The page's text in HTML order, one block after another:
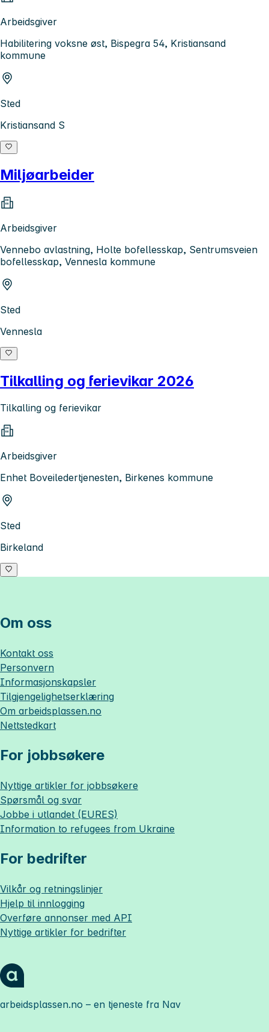
Arbeidsgiver
Habilitering voksne øst, Bispegra 54, Kristiansand
kommune
Sted
Kristiansand S
Miljøarbeider
Arbeidsgiver
Vennebo avlastning, Holte bofellesskap, Sentrumsveien
bofellesskap, Vennesla kommune
Sted
Vennesla
Tilkalling og ferievikar 2026
Tilkalling og ferievikar
Arbeidsgiver
Enhet Boveiledertjenesten, Birkenes kommune
Sted
Birkeland
Om oss
Kontakt oss
Personvern
Informasjonskapsler
Tilgjengelighetserklæring
Om arbeidsplassen.no
Nettstedkart
For jobbsøkere
Nyttige artikler for jobbsøkere
Spørsmål og svar
Jobbe i utlandet (EURES)
Information to refugees from Ukraine
For bedrifter
Vilkår og retningslinjer
Hjelp til innlogging
Overføre annonser med API
Nyttige artikler for bedrifter
arbeidsplassen.no – en tjeneste fra Nav